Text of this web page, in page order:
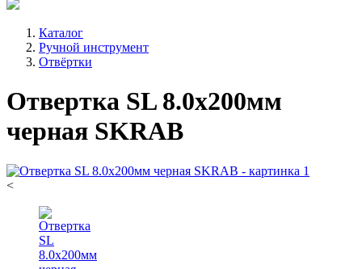
Каталог
Ручной инструмент
Отвёртки
Отвертка SL 8.0х200мм
черная SKRAB
<